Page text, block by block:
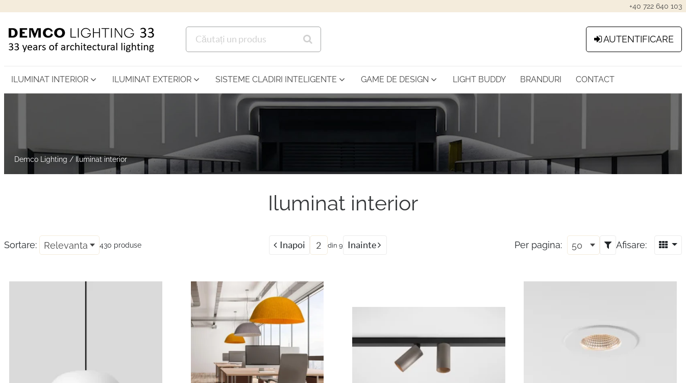
+40 722 640 103
AUTENTIFICARE
ILUMINAT INTERIOR ILUMINAT EXTERIOR SISTEME CLADIRI INTELIGENTE GAME DE DESIGN LIGHT BUDDY BRANDURI CONTACT
Demco Lighting / Iluminat interior
Iluminat interior
Sortare: Relevanta 430 produse Inapoi din 9 Inainte Per pagina: 50 Afisare: